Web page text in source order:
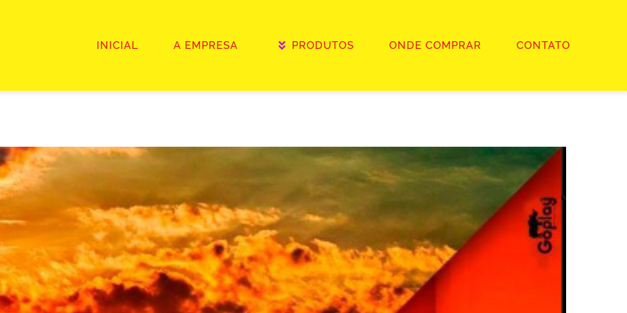
INICIAL A EMPRESA PRODUTOS ONDE COMPRAR CONTATO